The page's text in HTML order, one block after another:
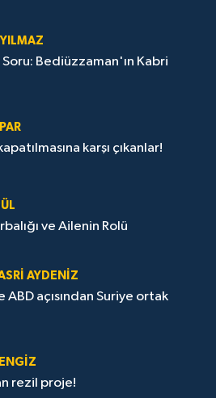
Soru: Bediüzzaman'ın Kabri
karşı çıkanlar!
ve Ailenin Rolü
AYDENIZ
ABD açısından Suriye ortak
rezil proje!